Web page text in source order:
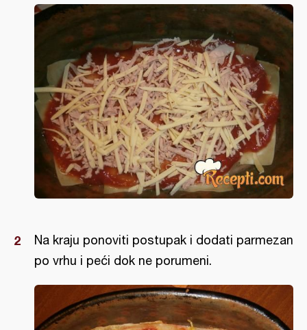
Na kraju ponoviti postupak i dodati parmezan
po vrhu i peći dok ne porumeni.